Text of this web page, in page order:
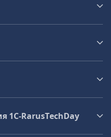
1C‑RarusTechDay